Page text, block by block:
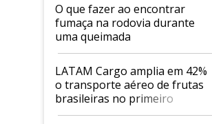
O que fazer ao encontrar
fumaça na rodovia durante
uma queimada
LATAM Cargo amplia em 42%
o transporte aéreo de frutas
brasileiras no primeiro
semestre